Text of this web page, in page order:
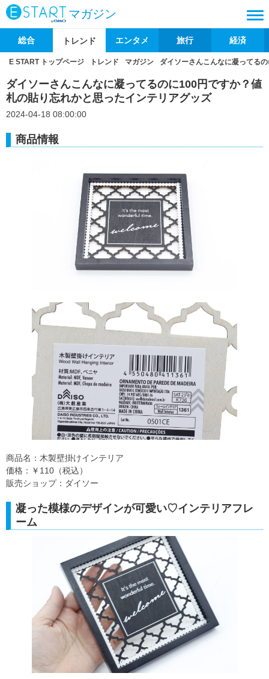
マガジン
総合 トレンド エンタメ 旅行 経済
E START トップページ トレンド マガジン ダイソーさんこんなに凝ってる
ダイソーさんこんなに凝ってるのに100円ですか？値
札の貼り忘れかと思ったインテリアグッズ
2024-04-18 08:00:00
商品情報
商品名：木製壁掛けインテリア
価格：￥110（税込）
販売ショップ：ダイソー
凝った模様のデザインが可愛い♡インテリアフレ
ーム